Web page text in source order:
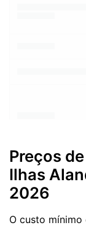
Preços
Ilhas
2026
O custo mínimo